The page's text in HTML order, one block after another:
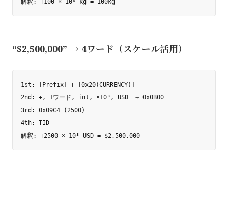
“$2,500,000” → 4ワード（スケール活用）
1st: [Prefix] + [0x20(CURRENCY)]
2nd: +, 1ワード, int, ×10³, USD  → 0x0B00
3rd: 0x09C4 (2500)
4th: TID